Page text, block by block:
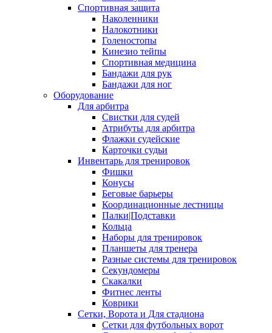
Спортивная защита
Наколенники
Налокотники
Голеностопы
Кинезио тейпы
Спортивная медицина
Бандажи для рук
Бандажи для ног
Оборудование
Для арбитра
Свистки для судей
Атрибуты для арбитра
Флажки судейские
Карточки судьи
Инвентарь для тренировок
Фишки
Конусы
Беговые барьеры
Координационные лестницы
Палки|Подставки
Кольца
Наборы для тренировок
Планшеты для тренера
Разные системы для тренировок
Секундомеры
Скакалки
Фитнес ленты
Коврики
Сетки, Ворота и Для стадиона
Сетки для футбольных ворот